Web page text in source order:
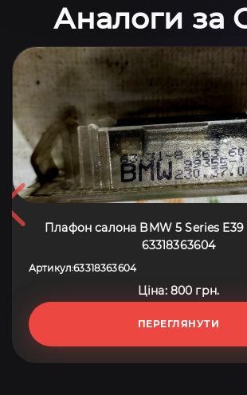
Аналоги за
Плафон салона BMW 5 Series E39
63318363604
Артикул:63318363604
Ціна: 800 грн.
ПЕРЕГЛЯНУТИ